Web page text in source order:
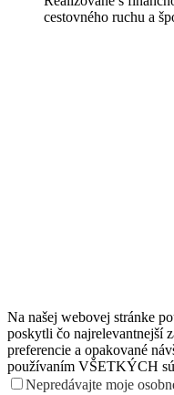
cestovného ruchu a
Na našej webovej stránke
poskytli čo najrelevantnejší
preferencie a opakované
používaním VŠETKÝCH
Nepredávajte moje